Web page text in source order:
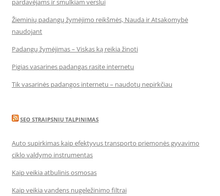
pardavėjams ir smulkiam verslui
Žieminių padangų žymėjimo reikšmės, Nauda ir Atsakomybė
naudojant
Padangų žymėjimas – Viskas ką reikia žinoti
Pigias vasarines padangas rasite internetu
Tik vasarinės padangos internetu – naudotų nepirkčiau
SEO STRAIPSNIU TALPINIMAS
Auto supirkimas kaip efektyvus transporto priemonės gyvavimo
ciklo valdymo instrumentas
Kaip veikia atbulinis osmosas
Kaip veikia vandens nugeležinimo filtrai